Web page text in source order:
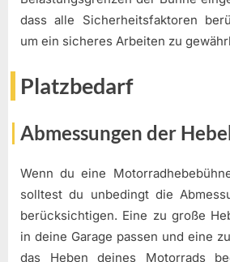
dass alle Sicherheitsfaktoren
um ein sicheres Arbeiten zu
Platzbedarf
Abmessungen der
Wenn du eine
solltest du unbedingt die
berücksichtigen. Eine zu große
in deine Garage passen und eine
das Heben deines Motorrads